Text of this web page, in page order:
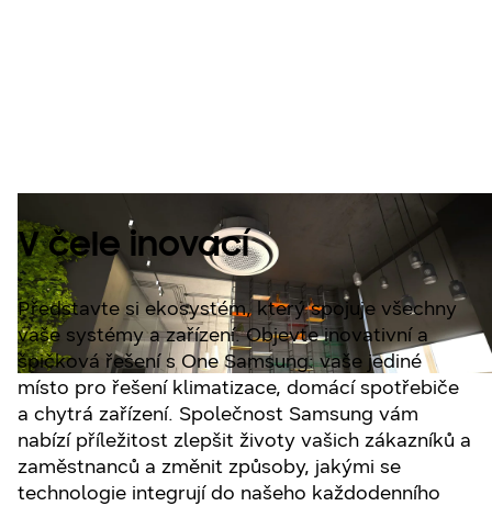
V čele inovací
Představte si ekosystém, který spojuje všechny
vaše systémy a zařízení. Objevte inovativní a
špičková řešení s One Samsung: vaše jediné
místo pro řešení klimatizace, domácí spotřebiče
a chytrá zařízení. Společnost Samsung vám
nabízí příležitost zlepšit životy vašich zákazníků a
zaměstnanců a změnit způsoby, jakými se
technologie integrují do našeho každodenního